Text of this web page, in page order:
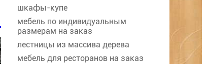
шкафы-купе
мебель по индивидуальным
размерам на заказ
лестницы из массива дерева
мебель для ресторанов на заказ